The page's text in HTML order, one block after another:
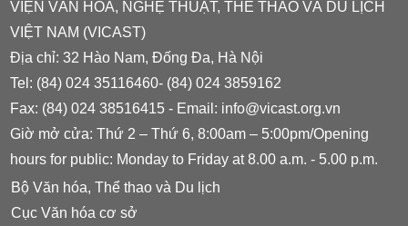
VIỆN VĂN HÓA, NGHỆ THUẬT, THỂ THAO VÀ DU LỊCH
VIỆT NAM (VICAST)
Địa chỉ: 32 Hào Nam, Đống Đa, Hà Nội
Tel: (84) 024 35116460- (84) 024 3859162
Fax: (84) 024 38516415 - Email: info@vicast.org.vn
Giờ mở cửa: Thứ 2 – Thứ 6, 8:00am – 5:00pm/Opening
hours for public: Monday to Friday at 8.00 a.m. - 5.00 p.m.
Bộ Văn hóa, Thể thao và Du lịch
Cục Văn hóa cơ sở